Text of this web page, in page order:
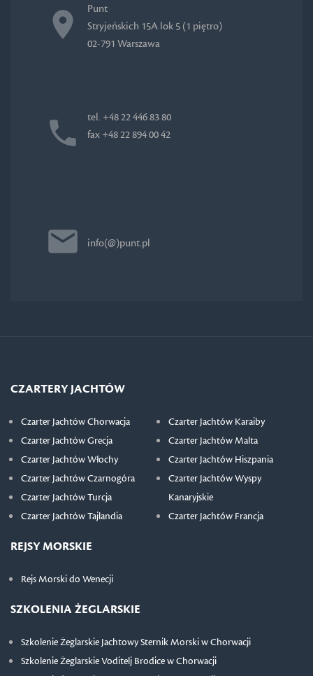
Punt
Stryjeńskich 15A lok 5 (1 piętro)
02-791 Warszawa
tel. +48 22 446 83 80
fax +48 22 894 00 42
info(@)punt.pl
CZARTERY JACHTÓW
Czarter Jachtów Chorwacja
Czarter Jachtów Grecja
Czarter Jachtów Włochy
Czarter Jachtów Czarnogóra
Czarter Jachtów Turcja
Czarter Jachtów Tajlandia
Czarter Jachtów Karaiby
Czarter Jachtów Malta
Czarter Jachtów Hiszpania
Czarter Jachtów Wyspy
Kanaryjskie
Czarter Jachtów Francja
REJSY MORSKIE
Rejs Morski do Wenecji
SZKOLENIA ŻEGLARSKIE
Szkolenie Żeglarskie Jachtowy Sternik Morski w Chorwacji
Szkolenie Żeglarskie Voditelj Brodice w Chorwacji